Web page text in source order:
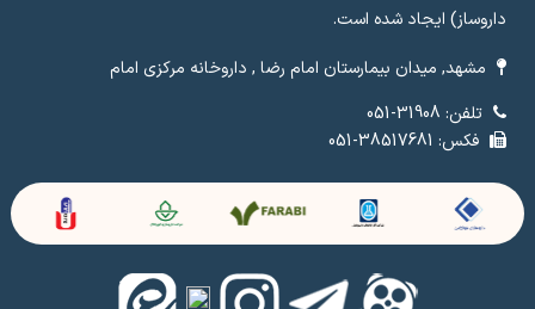
داروساز) ایجاد شده است.
مشهد, میدان بیمارستان امام رضا , داروخانه مرکزی امام
تلفن: 31908-051
فکس: 38517681-051